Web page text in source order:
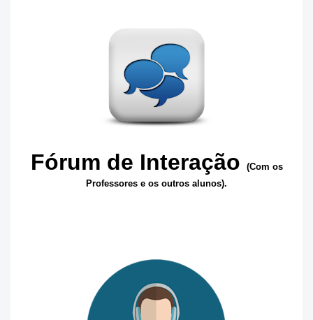
Fórum de Interação
(Com os
Professores e os outros alunos).